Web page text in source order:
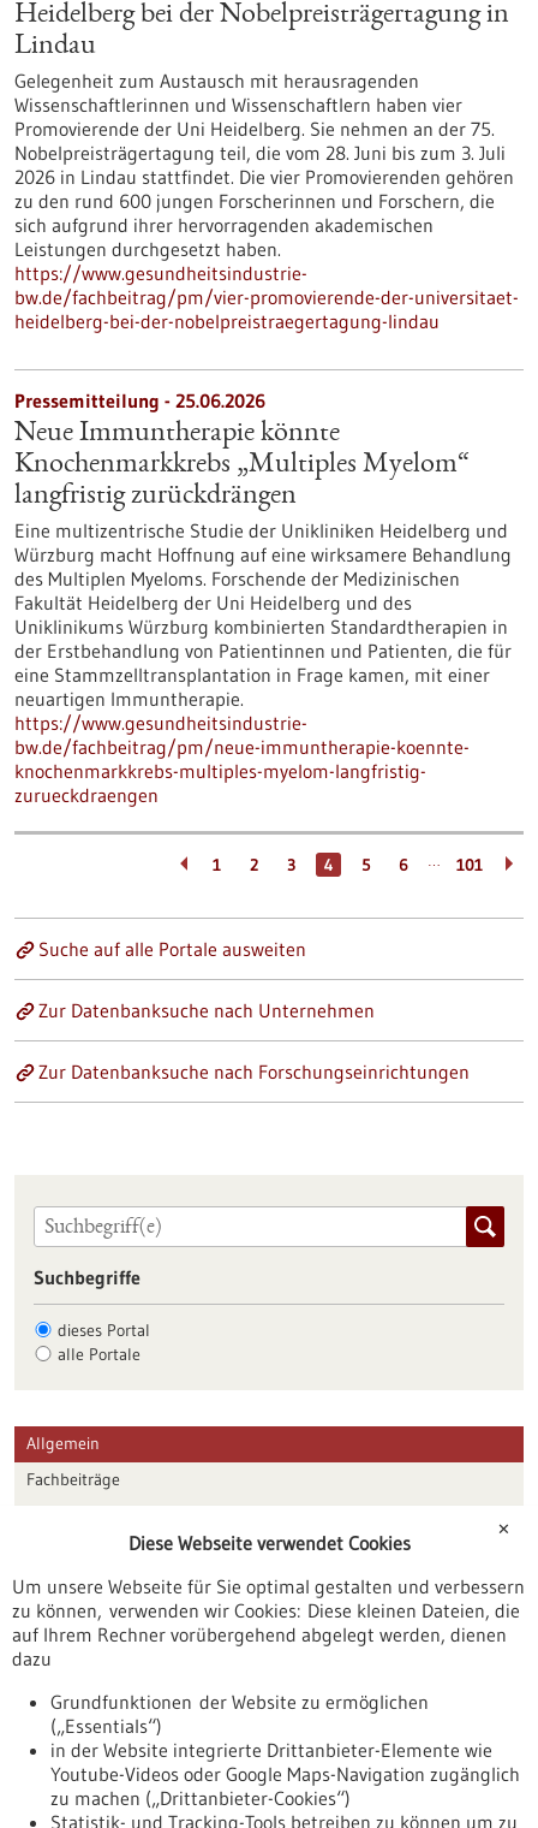
Heidelberg bei der Nobelpreisträgertagung in
Lindau
Gelegenheit zum Austausch mit herausragenden
Wissenschaftlerinnen und Wissenschaftlern haben vier
Promovierende der Uni Heidelberg. Sie nehmen an der 75.
Nobelpreisträgertagung teil, die vom 28. Juni bis zum 3. Juli
2026 in Lindau stattfindet. Die vier Promovierenden gehören
zu den rund 600 jungen Forscherinnen und Forschern, die
sich aufgrund ihrer hervorragenden akademischen
Leistungen durchgesetzt haben.
https://www.gesundheitsindustrie-
bw.de/fachbeitrag/pm/vier-promovierende-der-universitaet-
heidelberg-bei-der-nobelpreistraegertagung-lindau
Pressemitteilung - 25.06.2026
Neue Immuntherapie könnte
Knochenmarkkrebs „Multiples Myelom“
langfristig zurückdrängen
Eine multizentrische Studie der Unikliniken Heidelberg und
Würzburg macht Hoffnung auf eine wirksamere Behandlung
des Multiplen Myeloms. Forschende der Medizinischen
Fakultät Heidelberg der Uni Heidelberg und des
Uniklinikums Würzburg kombinierten Standardtherapien in
der Erstbehandlung von Patientinnen und Patienten, die für
eine Stammzelltransplantation in Frage kamen, mit einer
neuartigen Immuntherapie.
https://www.gesundheitsindustrie-
bw.de/fachbeitrag/pm/neue-immuntherapie-koennte-
knochenmarkkrebs-multiples-myelom-langfristig-
zurueckdraengen
1 2 3 4 5 6 … 101
Suche auf alle Portale ausweiten
Zur Datenbanksuche nach Unternehmen
Zur Datenbanksuche nach Forschungseinrichtungen
Suchbegriffe
dieses Portal
alle Portale
Allgemein
Fachbeiträge
Veranstaltungen
Erscheinungsdatum
✕
Diese Webseite verwendet Cookies
Um unsere Webseite für Sie optimal gestalten und verbessern
zu können, verwenden wir Cookies: Diese kleinen Dateien, die
auf Ihrem Rechner vorübergehend abgelegt werden, dienen
dazu
Grundfunktionen der Website zu ermöglichen
(„Essentials“)
in der Website integrierte Drittanbieter-Elemente wie
Youtube-Videos oder Google Maps-Navigation zugänglich
zu machen („Drittanbieter-Cookies“)
Statistik- und Tracking-Tools betreiben zu können um zu